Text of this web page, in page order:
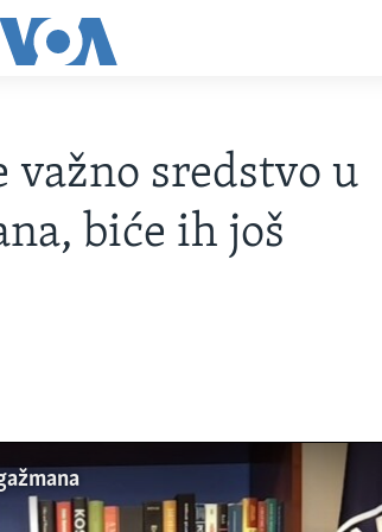
važno sredstvo u
biće ih još